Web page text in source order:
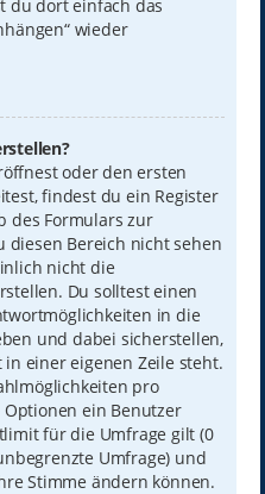
du dort einfach das
wieder
oder den ersten
findest du ein Register
des Formulars zur
diesen Bereich nicht sehen
nicht die
Du solltest einen
in die
und dabei sicherstellen,
einer eigenen Zeile steht.
pro
Optionen ein Benutzer
für die Umfrage gilt (0
Umfrage) und
Stimme ändern können.